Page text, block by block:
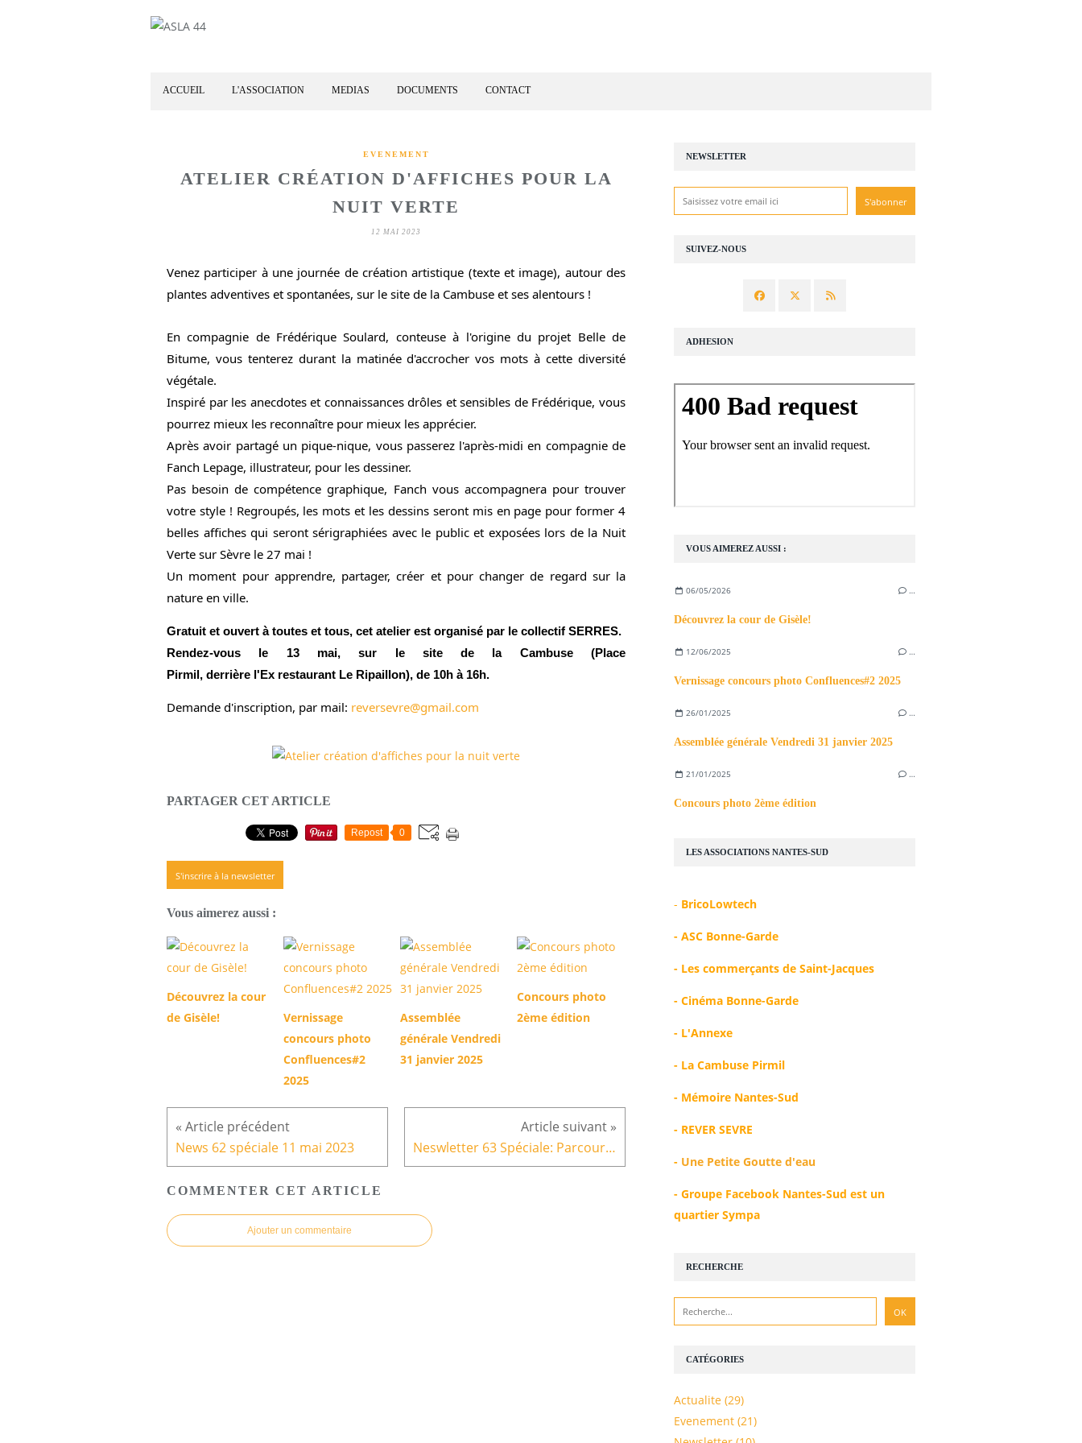
ACCUEIL L'ASSOCIATION MEDIAS DOCUMENTS CONTACT
EVENEMENT
ATELIER CRÉATION D'AFFICHES POUR LA
NUIT VERTE
12 MAI 2023
Venez participer à une journée de création artistique (texte et image), autour des
plantes adventives et spontanées, sur le site de la Cambuse et ses alentours !
En compagnie de Frédérique Soulard, conteuse à l'origine du projet Belle de
Bitume, vous tenterez durant la matinée d'accrocher vos mots à cette diversité
végétale.
Inspiré par les anecdotes et connaissances drôles et sensibles de Frédérique, vous
pourrez mieux les reconnaître pour mieux les apprécier.
Après avoir partagé un pique-nique, vous passerez l'après-midi en compagnie de
Fanch Lepage, illustrateur, pour les dessiner.
Pas besoin de compétence graphique, Fanch vous accompagnera pour trouver
votre style ! Regroupés, les mots et les dessins seront mis en page pour former 4
belles affiches qui serontsérigraphiées avec le public et exposées lors de la Nuit
Verte sur Sèvre le 27 mai !
Un moment pour apprendre, partager, créer et pour changer de regard sur la
nature en ville.
Gratuit et ouvert à toutes et tous, cet atelier est organisé par le collectif SERRES.
Rendez-vous le 13 mai, sur le site de la Cambuse (Place
Pirmil, derrière l'Ex restaurant Le Ripaillon), de 10h à 16h.
Demande d'inscription, par mail: reversevre@gmail.com
PARTAGER CET ARTICLE
Repost 0
S'inscrire à la newsletter
Vous aimerez aussi :
Découvrez la cour
de Gisèle!
Vernissage
concours photo
Confluences#2
2025
Assemblée
générale Vendredi
31 janvier 2025
Concours photo
2ème édition
News 62 spéciale 11 mai 2023 Neswletter 63 Spéciale​​​​​​​: Parcours Des deux Ponts 2ème édition
COMMENTER CET ARTICLE
Ajouter un commentaire
NEWSLETTER
SUIVEZ-NOUS
RECHERCHE
VOUS AIMEREZ AUSSI :
06/05/2026 …
Découvrez la cour de Gisèle!
12/06/2025 …
Vernissage concours photo Confluences#2 2025
26/01/2025 …
Assemblée générale Vendredi 31 janvier 2025
21/01/2025 …
Concours photo 2ème édition
CATÉGORIES
Actualite (29)
Evenement (21)
LES ASSOCIATIONS NANTES-SUD
- BricoLowtech
- ASC Bonne-Garde
- Les commerçants de Saint-Jacques
- Cinéma Bonne-Garde
- L'Annexe
- La Cambuse Pirmil
- Mémoire Nantes-Sud
- REVER SEVRE
- Une Petite Goutte d'eau
- Groupe Facebook Nantes-Sud est un
quartier Sympa
ADHESION